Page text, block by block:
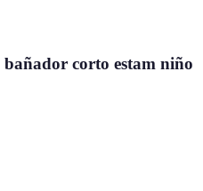
corto estam niño